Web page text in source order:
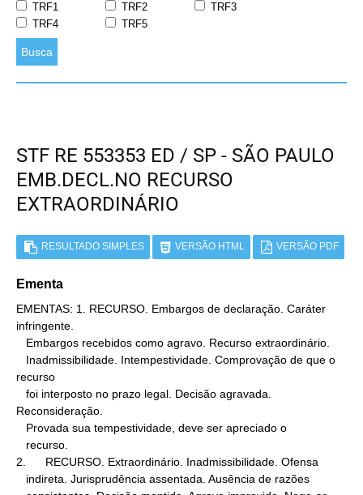
TRF1
TRF2
TRF3
TRF4
TRF5
Busca
STF RE 553353 ED / SP - SÃO PAULO
EMB.DECL.NO RECURSO
EXTRAORDINÁRIO
RESULTADO SIMPLES VERSÃO HTML VERSÃO PDF
Ementa
EMENTAS: 1. RECURSO. Embargos de declaração. Caráter
infringente.
recurso
Reconsideração.
2.      RECURSO. Extraordinário. Inadmissibilidade. Ofensa